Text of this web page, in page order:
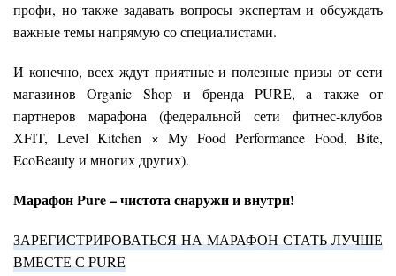
профи, но также задавать вопросы экспертам и обсуждать
важные темы напрямую со специалистами.
И конечно, всех ждут приятные и полезные призы от сети
магазинов Organic Shop и бренда PURE, а также от
партнеров марафона (федеральной сети фитнес-клубов
ХFIT, Level Kitchen × My Food Performance Food, Bite,
EcoBeauty и многих других).
МарафонPure– чистота снаружи и внутри!
ЗАРЕГИСТРИРОВАТЬСЯ НА МАРАФОН СТАТЬ ЛУЧШЕ
ВМЕСТЕ С PURE